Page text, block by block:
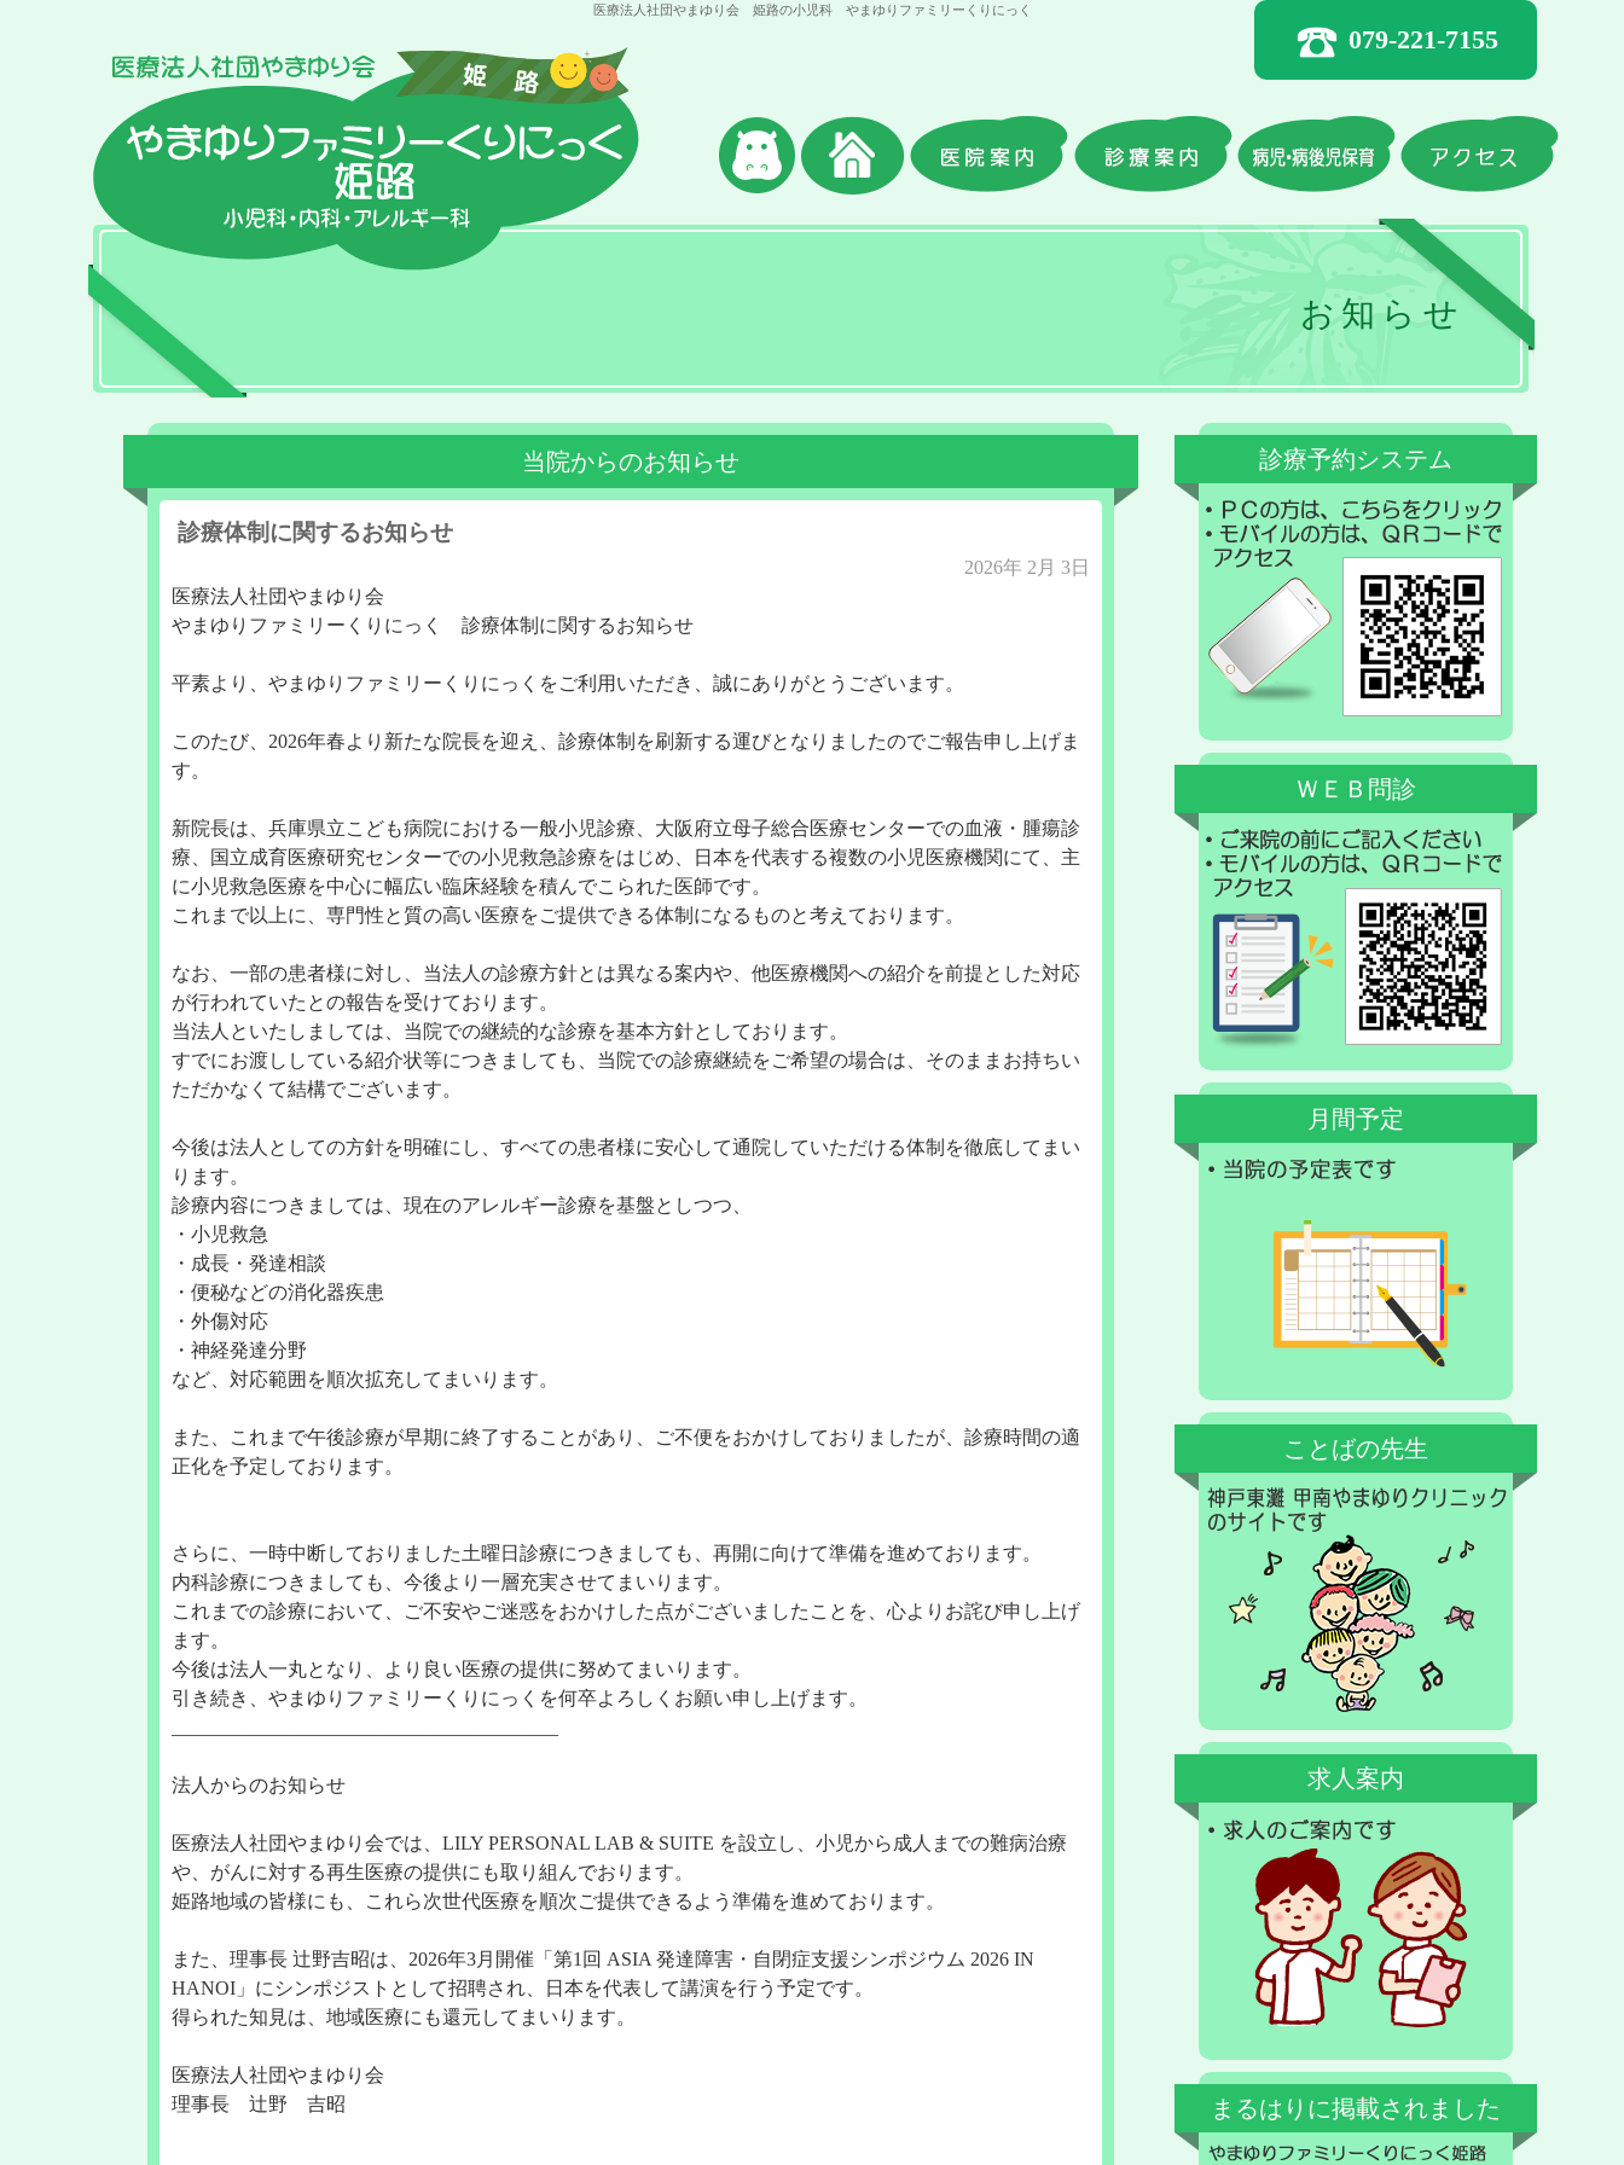
医療法人社団やまゆり会 姫路の小児科 やまゆりファミリーくりにっく
079-221-7155
お知らせ
当院からのお知らせ
診療体制に関するお知らせ
2026年 2月 3日
医療法人社団やまゆり会
やまゆりファミリーくりにっく 診療体制に関するお知らせ
平素より、やまゆりファミリーくりにっくをご利用いただき、誠にありがとうございます。
このたび、2026年春より新たな院長を迎え、診療体制を刷新する運びとなりましたのでご報告申し上げま
す。
新院長は、兵庫県立こども病院における一般小児診療、大阪府立母子総合医療センターでの血液・腫瘍診
療、国立成育医療研究センターでの小児救急診療をはじめ、日本を代表する複数の小児医療機関にて、主
に小児救急医療を中心に幅広い臨床経験を積んでこられた医師です。
これまで以上に、専門性と質の高い医療をご提供できる体制になるものと考えております。
なお、一部の患者様に対し、当法人の診療方針とは異なる案内や、他医療機関への紹介を前提とした対応
が行われていたとの報告を受けております。
当法人といたしましては、当院での継続的な診療を基本方針としております。
すでにお渡ししている紹介状等につきましても、当院での診療継続をご希望の場合は、そのままお持ちい
ただかなくて結構でございます。
今後は法人としての方針を明確にし、すべての患者様に安心して通院していただける体制を徹底してまい
ります。
診療内容につきましては、現在のアレルギー診療を基盤としつつ、
・小児救急
・成長・発達相談
・便秘などの消化器疾患
・外傷対応
・神経発達分野
など、対応範囲を順次拡充してまいります。
また、これまで午後診療が早期に終了することがあり、ご不便をおかけしておりましたが、診療時間の適
正化を予定しております。
さらに、一時中断しておりました土曜日診療につきましても、再開に向けて準備を進めております。
内科診療につきましても、今後より一層充実させてまいります。
これまでの診療において、ご不安やご迷惑をおかけした点がございましたことを、心よりお詫び申し上げ
ます。
今後は法人一丸となり、より良い医療の提供に努めてまいります。
引き続き、やまゆりファミリーくりにっくを何卒よろしくお願い申し上げます。
法人からのお知らせ
医療法人社団やまゆり会では、LILY PERSONAL LAB & SUITE を設立し、小児から成人までの難病治療
や、がんに対する再生医療の提供にも取り組んでおります。
姫路地域の皆様にも、これら次世代医療を順次ご提供できるよう準備を進めております。
また、理事長 辻野吉昭は、2026年3月開催「第1回 ASIA 発達障害・自閉症支援シンポジウム 2026 IN
HANOI」にシンポジストとして招聘され、日本を代表して講演を行う予定です。
得られた知見は、地域医療にも還元してまいります。
医療法人社団やまゆり会
理事長 辻野 吉昭
診療予約システム
ＷＥＢ問診
月間予定
ことばの先生
求人案内
まるはりに掲載されました